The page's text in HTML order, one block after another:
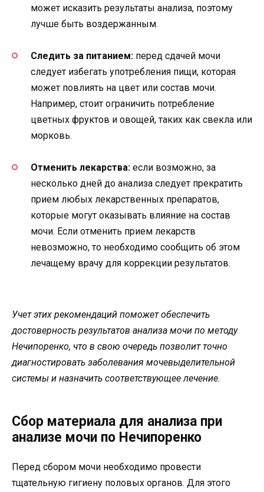
может исказить результаты анализа, поэтому
лучше быть воздержанным.
Следить за питанием: перед сдачей мочи
следует избегать употребления пищи, которая
может повлиять на цвет или состав мочи.
Например, стоит ограничить потребление
цветных фруктов и овощей, таких как свекла или
морковь.
Отменить лекарства: если возможно, за
несколько дней до анализа следует прекратить
прием любых лекарственных препаратов,
которые могут оказывать влияние на состав
мочи. Если отменить прием лекарств
невозможно, то необходимо сообщить об этом
лечащему врачу для коррекции результатов.
Учет этих рекомендаций поможет обеспечить
достоверность результатов анализа мочи по методу
Нечипоренко, что в свою очередь позволит точно
диагностировать заболевания мочевыделительной
системы и назначить соответствующее лечение.
Сбор материала для анализа при
анализе мочи по Нечипоренко
Перед сбором мочи необходимо провести
тщательную гигиену половых органов. Для этого